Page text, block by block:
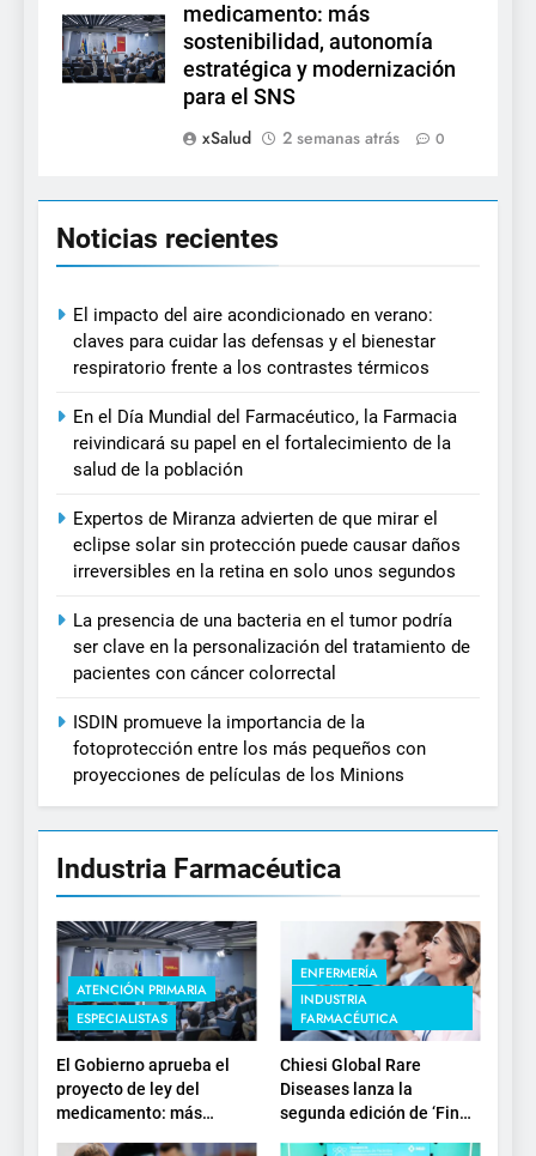
medicamento: más
sostenibilidad, autonomía
estratégica y modernización
para el SNS
xSalud
2 semanas atrás 0
Noticias recientes
El impacto del aire acondicionado en verano:
claves para cuidar las defensas y el bienestar
respiratorio frente a los contrastes térmicos
En el Día Mundial del Farmacéutico, la Farmacia
reivindicará su papel en el fortalecimiento de la
salud de la población
Expertos de Miranza advierten de que mirar el
eclipse solar sin protección puede causar daños
irreversibles en la retina en solo unos segundos
La presencia de una bacteria en el tumor podría
ser clave en la personalización del tratamiento de
pacientes con cáncer colorrectal
ISDIN promueve la importancia de la
fotoprotección entre los más pequeños con
proyecciones de películas de los Minions
Industria Farmacéutica
ATENCIÓN PRIMARIA
ESPECIALISTAS
El Gobierno aprueba el
proyecto de ley del
medicamento: más
ENFERMERÍA
INDUSTRIA
FARMACÉUTICA
Chiesi Global Rare
Diseases lanza la
segunda edición de ‘Find